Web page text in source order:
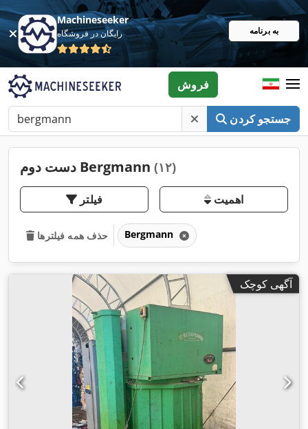
Machineseeker
رایگان در فروشگاه به برنامه
جستجو کردن
فروش
دست دوم Bergmann (۱۲)
فیلتر اهمیت
حذف همه فیلترها Bergmann
آگهی کوچک